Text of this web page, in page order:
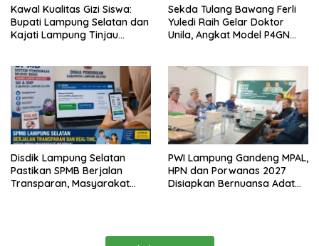
Kawal Kualitas Gizi Siswa:
Bupati Lampung Selatan dan
Kajati Lampung Tinjau
Sekda Tulang Bawang Ferli
Yuledi Raih Gelar Doktor
Unila, Angkat Model P4GN
Disdik Lampung Selatan
Pastikan SPMB Berjalan
Transparan, Masyarakat
PWI Lampung Gandeng MPAL,
HPN dan Porwanas 2027
Disiapkan Bernuansa Adat